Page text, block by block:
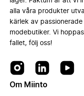
alla våra produkter
kärlek av
modebutiker. Vi
fallet, följ oss!
Om Miinto